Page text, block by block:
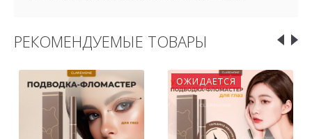
РЕКОМЕНДУЕМЫЕ ТОВАРЫ
ОЖИДАЕТСЯ